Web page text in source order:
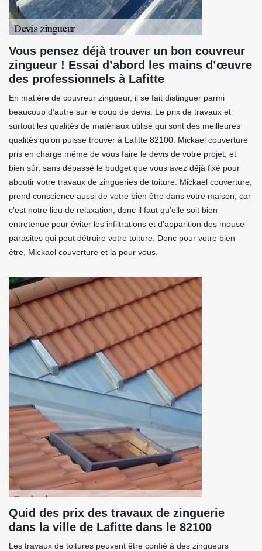
Vous pensez déjà trouver un bon couvreur
zingueur ! Essai d’abord les mains d’œuvre
des professionnels à Lafitte
En matière de couvreur zingueur, il se fait distinguer parmi
beaucoup d’autre sur le coup de devis. Le prix de travaux et
surtout les qualités de matériaux utilisé qui sont des meilleures
qualités qu’on puisse trouver à Lafitte 82100. Mickael couverture
pris en charge même de vous faire le devis de votre projet, et
bien sûr, sans dépassé le budget que vous avez déjà fixé pour
aboutir votre travaux de zingueries de toiture. Mickael couverture,
prend conscience aussi de votre bien être dans votre maison, car
c’est notre lieu de relaxation, donc il faut qu’elle soit bien
entretenue pour éviter les infiltrations et d’apparition des mouse
parasites qui peut détruire votre toiture. Donc pour votre bien
être, Mickael couverture et la pour vous.
Quid des prix des travaux de zinguerie
dans la ville de Lafitte dans le 82100
Les travaux de toitures peuvent être confié à des zingueurs